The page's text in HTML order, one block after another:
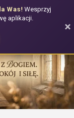
Was! Wesprzyj
aplikacji.
×